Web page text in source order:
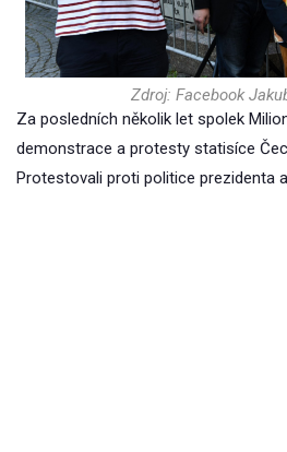
Zdroj: Facebook
Za posledních několik let spolek
demonstrace a protesty statisíce
Protestovali proti politice prezidenta